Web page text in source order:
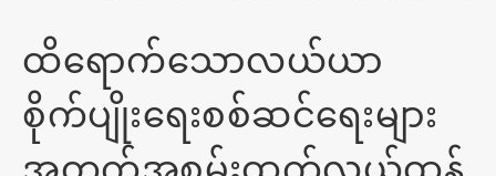
ထိရောက်သောလယ်ယာ
စိုက်ပျိုးရေးစစ်ဆင်ရေးများ